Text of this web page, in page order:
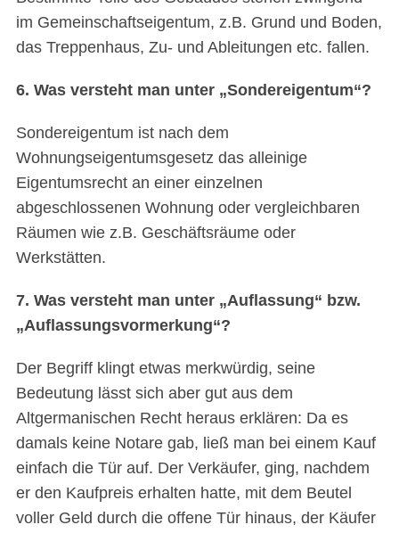
im Gemeinschaftseigentum, z.B. Grund und Boden,
das Treppenhaus, Zu- und Ableitungen etc. fallen.
6. Was versteht man unter „Sondereigentum“?
Sondereigentum ist nach dem
Wohnungseigentumsgesetz das alleinige
Eigentumsrecht an einer einzelnen
abgeschlossenen Wohnung oder vergleichbaren
Räumen wie z.B. Geschäftsräume oder
Werkstätten.
7. Was versteht man unter „Auflassung“ bzw.
„Auflassungsvormerkung“?
Der Begriff klingt etwas merkwürdig, seine
Bedeutung lässt sich aber gut aus dem
Altgermanischen Recht heraus erklären: Da es
damals keine Notare gab, ließ man bei einem Kauf
einfach die Tür auf. Der Verkäufer, ging, nachdem
er den Kaufpreis erhalten hatte, mit dem Beutel
voller Geld durch die offene Tür hinaus, der Käufer